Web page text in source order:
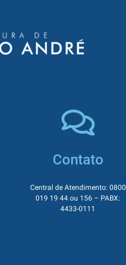
Contato
Central de Atendimento: 0800
019 19 44 ou 156 – PABX:
4433-0111